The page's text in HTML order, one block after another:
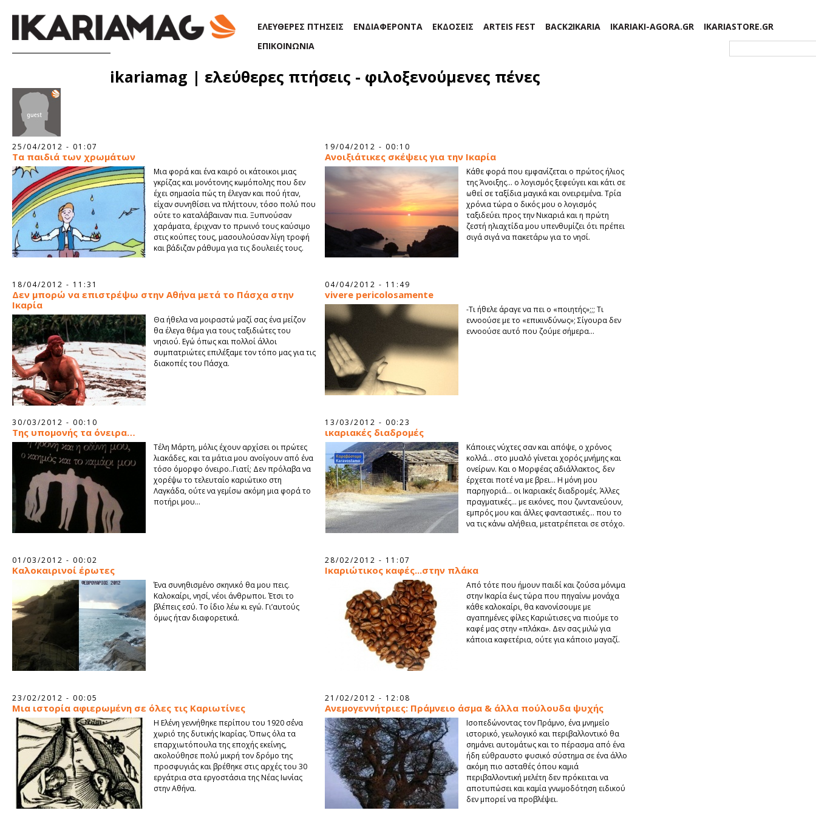
ΕΛΕΥΘΕΡΕΣ ΠΤΗΣΕΙΣ ΕΝΔΙΑΦΕΡΟΝΤΑ ΕΚΔΟΣΕΙΣ ARTEIS FEST BACK2IKARIA IKARIAKI-AGORA.GR
IKARIASTORE.GR
ΕΠΙΚΟΙΝΩΝΙΑ
ikariamag | ελεύθερες πτήσεις - φιλοξενούμενες πένες
25/04/2012 - 01:07
Τα παιδιά των χρωμάτων
Μια φορά και ένα καιρό οι κάτοικοι μιας
γκρίζας και μονότονης κωμόπολης που δεν
έχει σημασία πώς τη έλεγαν και πού ήταν,
είχαν συνηθίσει να πλήττουν, τόσο πολύ που
ούτε το καταλάβαιναν πια. Ξυπνούσαν
χαράματα, έριχναν το πρωινό τους καύσιμο
στις κούπες τους, μασουλούσαν λίγη τροφή
και βάδιζαν ράθυμα για τις δουλειές τους.
19/04/2012 - 00:10
Ανοιξιάτικες σκέψεις για την Ικαρία
Κάθε φορά που εμφανίζεται ο πρώτος ήλιος
της Άνοιξης… ο λογισμός ξεφεύγει και κάτι σε
ωθεί σε ταξίδια μαγικά και ονειρεμένα. Τρία
χρόνια τώρα ο δικός μου ο λογισμός
ταξιδεύει προς την Νικαριά και η πρώτη
ζεστή ηλιαχτίδα μου υπενθυμίζει ότι πρέπει
σιγά σιγά να πακετάρω για το νησί.
18/04/2012 - 11:31
Δεν μπορώ να επιστρέψω στην Αθήνα μετά το Πάσχα στην
Ικαρία
Θα ήθελα να μοιραστώ μαζί σας ένα μείζον
θα έλεγα θέμα για τους ταξιδιώτες του
νησιού. Εγώ όπως και πολλοί άλλοι
συμπατριώτες επιλέξαμε τον τόπο μας για τις
διακοπές του Πάσχα.
04/04/2012 - 11:49
vivere pericοlosamente
-Τι ήθελε άραγε να πει ο «ποιητής»;;; Τι
εννοούσε με το «επικινδύνως»; Σίγουρα δεν
εννοούσε αυτό που ζούμε σήμερα...
30/03/2012 - 00:10
Της υπομονής τα όνειρα…
Τέλη Μάρτη, μόλις έχουν αρχίσει οι πρώτες
λιακάδες, και τα μάτια μου ανοίγουν από ένα
τόσο όμορφο όνειρο..Γιατί; Δεν πρόλαβα να
χορέψω το τελευταίο καριώτικο στη
Λαγκάδα, ούτε να γεμίσω ακόμη μια φορά το
ποτήρι μου...
13/03/2012 - 00:23
ικαριακές διαδρομές
Κάποιες νύχτες σαν και απόψε, ο χρόνος
κολλά… στο μυαλό γίνεται χορός μνήμης και
ονείρων. Και ο Μορφέας αδιάλλακτος, δεν
έρχεται ποτέ να με βρει... Η μόνη μου
παρηγοριά… οι Ικαριακές διαδρομές. Άλλες
πραγματικές… με εικόνες, που ζωντανεύουν,
εμπρός μου και άλλες φανταστικές… που το
να τις κάνω αλήθεια, μετατρέπεται σε στόχο.
01/03/2012 - 00:02
Καλοκαιρινοί έρωτες
Ένα συνηθισμένο σκηνικό θα μου πεις.
Καλοκαίρι, νησί, νέοι άνθρωποι. Έτσι το
βλέπεις εσύ. Το ίδιο λέω κι εγώ. Γι’αυτούς
όμως ήταν διαφορετικά.
28/02/2012 - 11:07
Ικαριώτικος καφές...στην πλάκα
Από τότε που ήμουν παιδί και ζούσα μόνιμα
στην Ικαρία έως τώρα που πηγαίνω μονάχα
κάθε καλοκαίρι, θα κανονίσουμε με
αγαπημένες φίλες Καριώτισες να πιούμε το
καφέ μας στην «πλάκα». Δεν σας μιλώ για
κάποια καφετέρια, ούτε για κάποιο μαγαζί.
23/02/2012 - 00:05
Μια ιστορία αφιερωμένη σε όλες τις Καριωτίνες
Η Eλένη γεννήθηκε περίπου του 1920 σ΄ένα
χωριό της δυτικής Ικαρίας. Όπως όλα τα
επαρχιωτόπουλα της εποχής εκείνης,
ακολούθησε πολύ μικρή τον δρόμο της
προσφυγιάς και βρέθηκε στις αρχές του 30
εργάτρια στα εργοστάσια της Νέας Ιωνίας
στην Αθήνα.
21/02/2012 - 12:08
Ανεμογεννήτριες: Πράμνειο άσμα & άλλα πούλουδα ψυχής
Ισοπεδώνοντας τον Πράμνο, ένα μνημείο
ιστορικό, γεωλογικό και περιβαλλοντικό θα
σημάνει αυτομάτως και το πέρασμα από ένα
ήδη εύθραυστο φυσικό σύστημα σε ένα άλλο
ακόμη πιο ασταθές όπου καμιά
περιβαλλοντική μελέτη δεν πρόκειται να
αποτυπώσει και καμία γνωμοδότηση ειδικού
δεν μπορεί να προβλέψει.